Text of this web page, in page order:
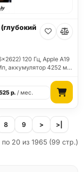
120 Гц, Apple A19
аккумулятор 4252 м…
р. / мес.
8 9 > >|
по 20 из 1965 (99 стр.)